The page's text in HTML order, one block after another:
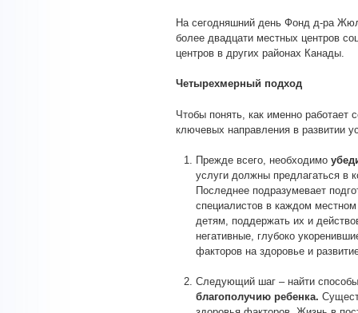
На сегодняшний день Фонд д-ра
более двадцати местных центров
центров в других районах Канады.
Четырехмерный подход
Чтобы понять, как именно работает
ключевых направления в развитии
Прежде всего, необходимо
услуги должны предлагаться
Последнее подразумевает
специалистов в каждом
детям, поддержать их и
негативные, глубоко
факторов на здоровье и
Следующий шаг – найти
благополучию ребенка.